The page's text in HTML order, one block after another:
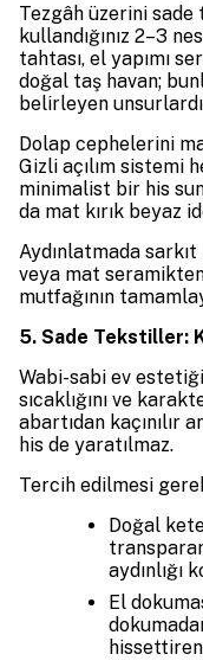
Tezgâh üzerini sade
kullandığınız 2–3
tahtası, el yapımı
doğal taş havan;
belirleyen
Dolap cephelerini
Gizli açılım sistemi
minimalist bir his
da mat kırık beyaz
Aydınlatmada
veya mat
mutfağının
5. Sade Tekstiller:
Wabi-sabi ev
sıcaklığını ve
abartıdan kaçınılır
his de yaratılmaz.
Tercih edilmesi
Doğal
aydınlığı
El